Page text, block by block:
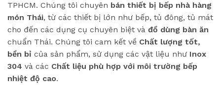
TPHCM. Chúng tôi chuyên bán thiết bị bếp nhà hàng
món Thái, từ các thiết bị lớn như bếp, tủ đông, tủ mát
cho đến các dụng cụ chuyên biệt và đồ dùng bàn ăn
chuẩn Thái. Chúng tôi cam kết về Chất lượng tốt,
bền bỉ của sản phẩm, sử dụng các vật liệu như Inox
304 và các Chất liệu phù hợp với môi trường bếp
nhiệt độ cao.